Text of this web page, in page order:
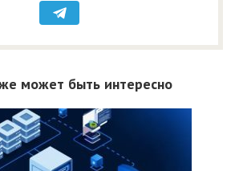
может быть интересно